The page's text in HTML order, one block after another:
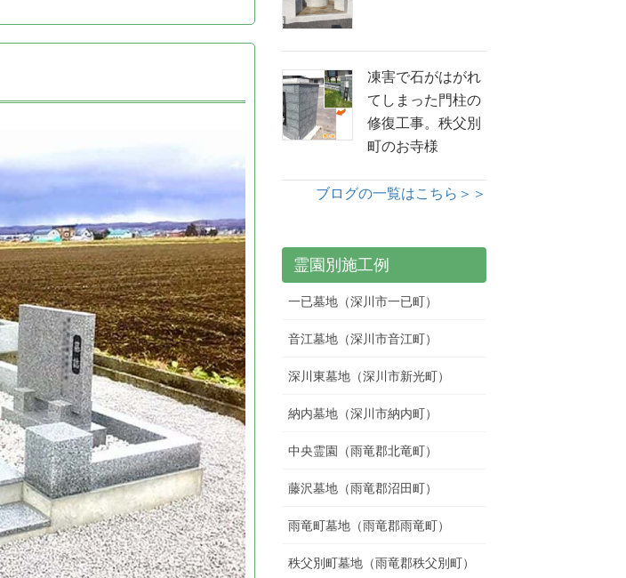
凍害で石がはがれ
てしまった門柱の
修復工事。秩父別
町のお寺様
ブログの一覧はこちら＞＞
霊園別施工例
一已墓地（深川市一已町）
音江墓地（深川市音江町）
深川東墓地（深川市新光町）
納内墓地（深川市納内町）
中央霊園（雨竜郡北竜町）
藤沢墓地（雨竜郡沼田町）
雨竜町墓地（雨竜郡雨竜町）
秩父別町墓地（雨竜郡秩父別町）